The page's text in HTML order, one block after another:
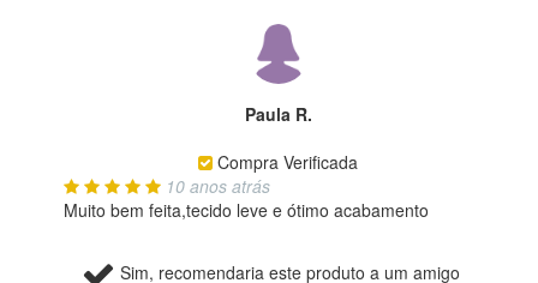
Paula R.
Compra Verificada
10 anos atrás
Muito bem feita,tecido leve e ótimo acabamento
Sim, recomendaria este produto a um amigo